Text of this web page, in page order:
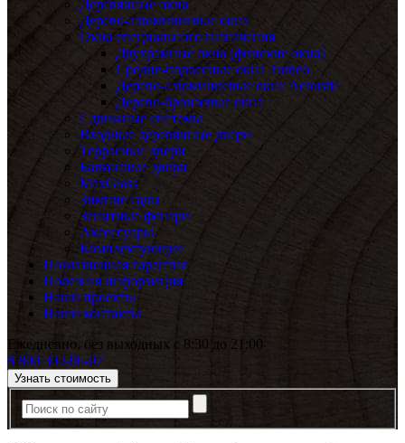
Деревянные окна
Дерево-алюминиевые окна
Окна специального назначения
Двухрамные окна (финские окна)
Средне-подвесные окна Turneo
Дерево-алюминиевые окна Acoustic
Дерево-бронзовые окна
Сдвижные системы
Входные деревянные двери
Террасные двери
Балконные двери
MaxGlass
Зимние сады
Зенитные фонари
Аксессуары
Комплектующие
Пожизненная гарантия
Полезная информация
Наши проекты
Наши контакты
Ежедневно, без выходных с 8:30 до 21:00
8 800 302-96-07
Узнать стоимость